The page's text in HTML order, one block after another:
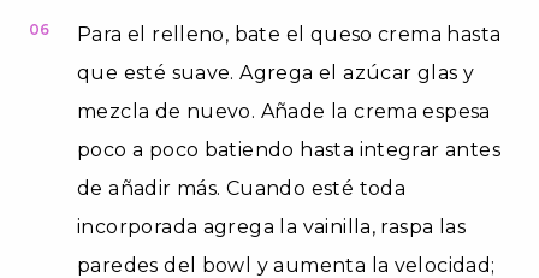
06
Para el relleno, bate el queso crema hasta
que esté suave. Agrega el azúcar glas y
mezcla de nuevo. Añade la crema espesa
poco a poco batiendo hasta integrar antes
de añadir más. Cuando esté toda
incorporada agrega la vainilla, raspa las
paredes del bowl y aumenta la velocidad;